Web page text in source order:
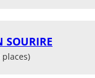
SOURIRE